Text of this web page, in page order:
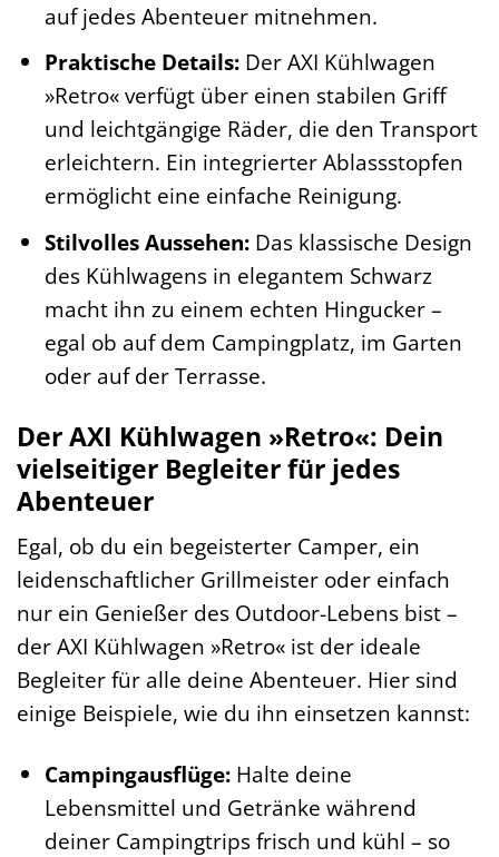
auf jedes Abenteuer mitnehmen.
Praktische Details:Der AXI Kühlwagen
»Retro« verfügt über einen stabilen Griff
und leichtgängige Räder, die den Transport
erleichtern. Ein integrierter Ablassstopfen
ermöglicht eine einfache Reinigung.
Stilvolles Aussehen:Das klassische Design
des Kühlwagens in elegantem Schwarz
macht ihn zu einem echten Hingucker –
egal ob auf dem Campingplatz, im Garten
oder auf der Terrasse.
Der AXI Kühlwagen »Retro«: Dein
vielseitiger Begleiter für jedes
Abenteuer
Egal, ob du ein begeisterter Camper, ein
leidenschaftlicher Grillmeister oder einfach
nur ein Genießer des Outdoor-Lebens bist –
der AXI Kühlwagen »Retro« ist der ideale
Begleiter für alle deine Abenteuer. Hier sind
einige Beispiele, wie du ihn einsetzen kannst:
Campingausflüge:Halte deine
Lebensmittel und Getränke während
deiner Campingtrips frisch und kühl – so